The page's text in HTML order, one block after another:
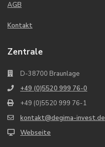
AGB
Kontakt
Zentrale
D-38700 Braunlage
+49 (0)5520 999 76-0
+49 (0)5520 999 76-1
kontakt@degima-invest.de
Webseite